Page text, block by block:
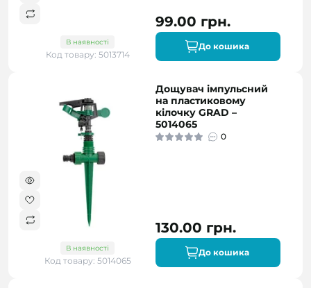
В наявності
Код товару: 5013714
99.00 грн.
До кошика
В наявності
Код товару: 5014065
Дощувач імпульсний
на пластиковому
кілочку GRAD –
5014065
0
130.00 грн.
До кошика